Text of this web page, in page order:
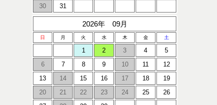
30
31
2026年 09月
日 月 火 水 木 金 土
1 2 3 4
5
6
7 8 9 10 11
12
13
14 15 16 17 18
19
20
21 22 23 24 25
26